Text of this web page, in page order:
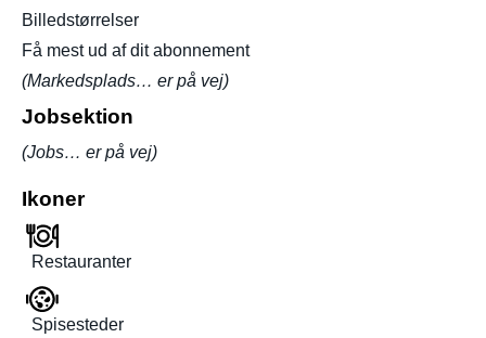
Billedstørrelser
Få mest ud af dit abonnement
(Markedsplads… er på vej)
Jobsektion
(Jobs… er på vej)
Ikoner
Restauranter
Spisesteder